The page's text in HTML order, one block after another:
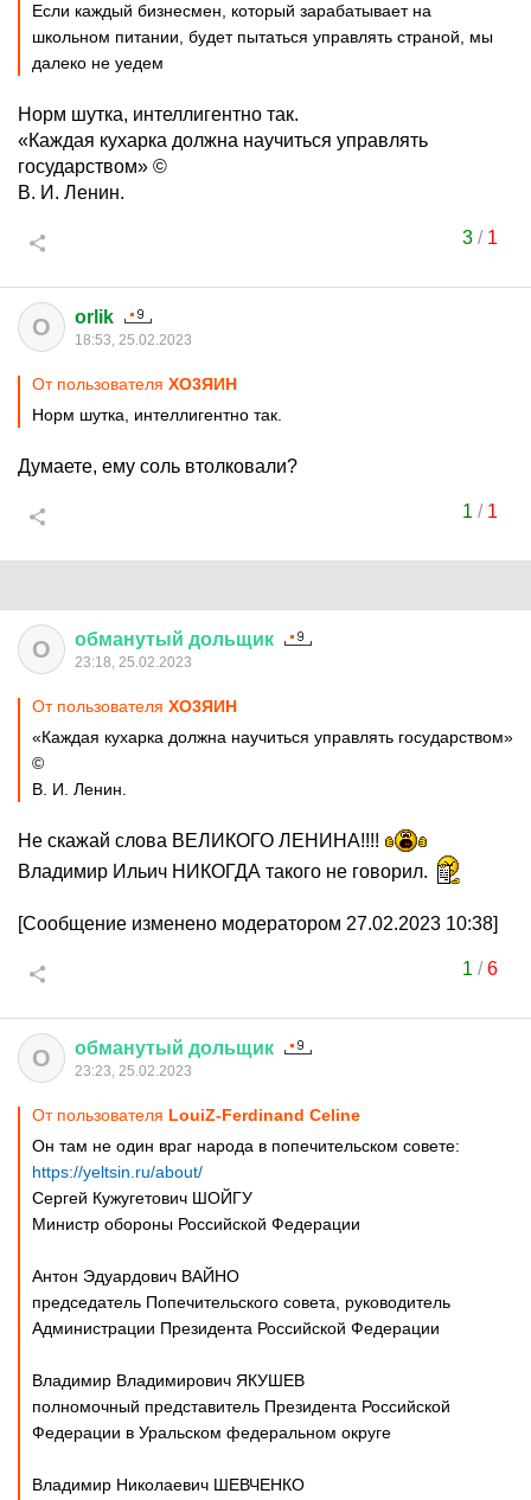
Если каждый бизнесмен, который зарабатывает на
школьном питании, будет пытаться управлять страной, мы
далеко не уедем
Норм шутка, интеллигентно так.
«Каждая кухарка должна научиться управлять
государством» ©
В. И. Ленин.
3/ 1
O orlik
18:53, 25.02.2023
От пользователя XО3ЯИH
Норм шутка, интеллигентно так.
Думаете, ему соль втолковали?
1 / 1
О обманутый дольщик
23:18, 25.02.2023
От пользователя XО3ЯИH
«Каждая кухарка должна научиться управлять государством»
©
В. И. Ленин.
Не скажай слова ВЕЛИКОГО ЛЕНИНА!!!!
Владимир Ильич НИКОГДА такого не говорил.
[Сообщение изменено модератором 27.02.2023 10:38]
1 /6
О обманутый дольщик
23:23, 25.02.2023
От пользователя LouiZ-Ferdinand Celine
Он там не один враг народа в попечительском совете:
https://yeltsin.ru/about/
Сергей Кужугетович ШОЙГУ
Министр обороны Российской Федерации
Антон Эдуардович ВАЙНО
председатель Попечительского совета, руководитель
Администрации Президента Российской Федерации
Владимир Владимирович ЯКУШЕВ
полномочный представитель Президента Российской
Федерации в Уральском федеральном округе
Владимир Николаевич ШЕВЧЕНКО